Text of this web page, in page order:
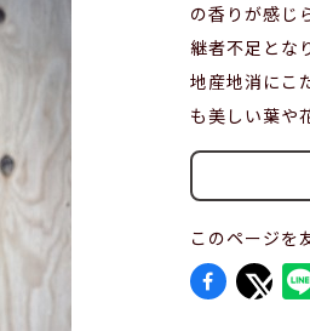
の香りが感じ
継者不足とな
地産地消にこ
も美しい葉や
このページを